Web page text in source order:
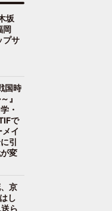
坂
岡
プサ
国時
』
・
で
イ
引
変
京
し
ら